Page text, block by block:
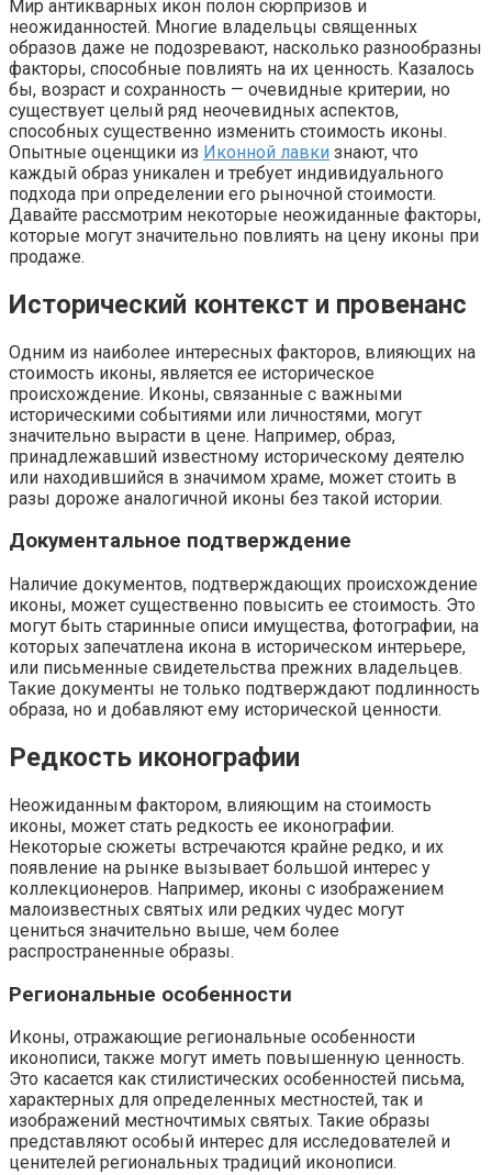
Мир антикварных икон полон сюрпризов и
неожиданностей. Многие владельцы священных
образов даже не подозревают, насколько разнообразны
факторы, способные повлиять на их ценность. Казалось
бы, возраст и сохранность — очевидные критерии, но
существует целый ряд неочевидных аспектов,
способных существенно изменить стоимость иконы.
Опытные оценщики из Иконной лавки знают, что
каждый образ уникален и требует индивидуального
подхода при определении его рыночной стоимости.
Давайте рассмотрим некоторые неожиданные факторы,
которые могут значительно повлиять на цену иконы при
продаже.
Исторический контекст и провенанс
Одним из наиболее интересных факторов, влияющих на
стоимость иконы, является ее историческое
происхождение. Иконы, связанные с важными
историческими событиями или личностями, могут
значительно вырасти в цене. Например, образ,
принадлежавший известному историческому деятелю
или находившийся в значимом храме, может стоить в
разы дороже аналогичной иконы без такой истории.
Документальное подтверждение
Наличие документов, подтверждающих происхождение
иконы, может существенно повысить ее стоимость. Это
могут быть старинные описи имущества, фотографии, на
которых запечатлена икона в историческом интерьере,
или письменные свидетельства прежних владельцев.
Такие документы не только подтверждают подлинность
образа, но и добавляют ему исторической ценности.
Редкость иконографии
Неожиданным фактором, влияющим на стоимость
иконы, может стать редкость ее иконографии.
Некоторые сюжеты встречаются крайне редко, и их
появление на рынке вызывает большой интерес у
коллекционеров. Например, иконы с изображением
малоизвестных святых или редких чудес могут
цениться значительно выше, чем более
распространенные образы.
Региональные особенности
Иконы, отражающие региональные особенности
иконописи, также могут иметь повышенную ценность.
Это касается как стилистических особенностей письма,
характерных для определенных местностей, так и
изображений местночтимых святых. Такие образы
представляют особый интерес для исследователей и
ценителей региональных традиций иконописи.